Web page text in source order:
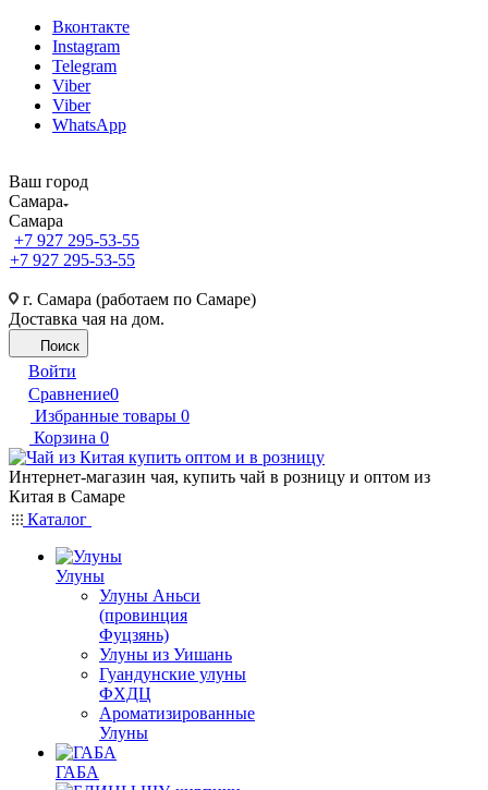
Вконтакте
Instagram
Telegram
Viber
Viber
WhatsApp
Ваш город
Самара
Самара
+7 927 295-53-55
+7 927 295-53-55
г. Самара (работаем по Самаре)
Доставка чая на дом.
Поиск
Войти
Сравнение0
Избранные товары 0
Корзина 0
Интернет-магазин чая, купить чай в розницу и оптом из
Китая в Самаре
Каталог
Улуны
Улуны Аньси
(провинция
Фуцзянь)
Улуны из Уишань
Гуандунские улуны
ФХДЦ
Ароматизированные
Улуны
ГАБА